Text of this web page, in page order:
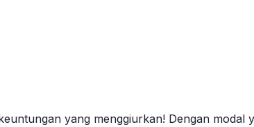
yang menggiurkan! Dengan